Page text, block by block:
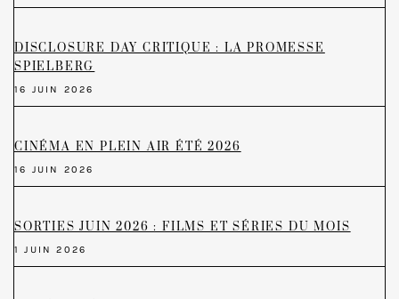
DISCLOSURE DAY CRITIQUE : LA PROMESSE
SPIELBERG
16 JUIN 2026
CINÉMA EN PLEIN AIR ÉTÉ 2026
16 JUIN 2026
SORTIES JUIN 2026 : FILMS ET SÉRIES DU MOIS
1 JUIN 2026